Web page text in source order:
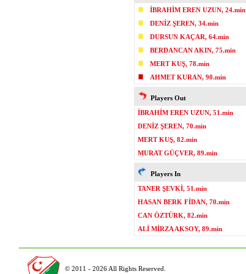
İBRAHİM EREN UZUN, 24.min
DENİZ ŞEREN, 34.min
DURSUN KAÇAR, 64.min
BERDANCAN AKIN, 75.min
MERT KUŞ, 78.min
AHMET KURAN, 90.min
Players Out
İBRAHİM EREN UZUN, 51.min
DENİZ ŞEREN, 70.min
MERT KUŞ, 82.min
MURAT GÜÇVER, 89.min
Players In
TANER ŞEVKİ, 51.min
HASAN BERK FİDAN, 70.min
CAN ÖZTÜRK, 82.min
ALİ MİRZA AKSOY, 89.min
© 2011 - 2026 All Rights Reserved.